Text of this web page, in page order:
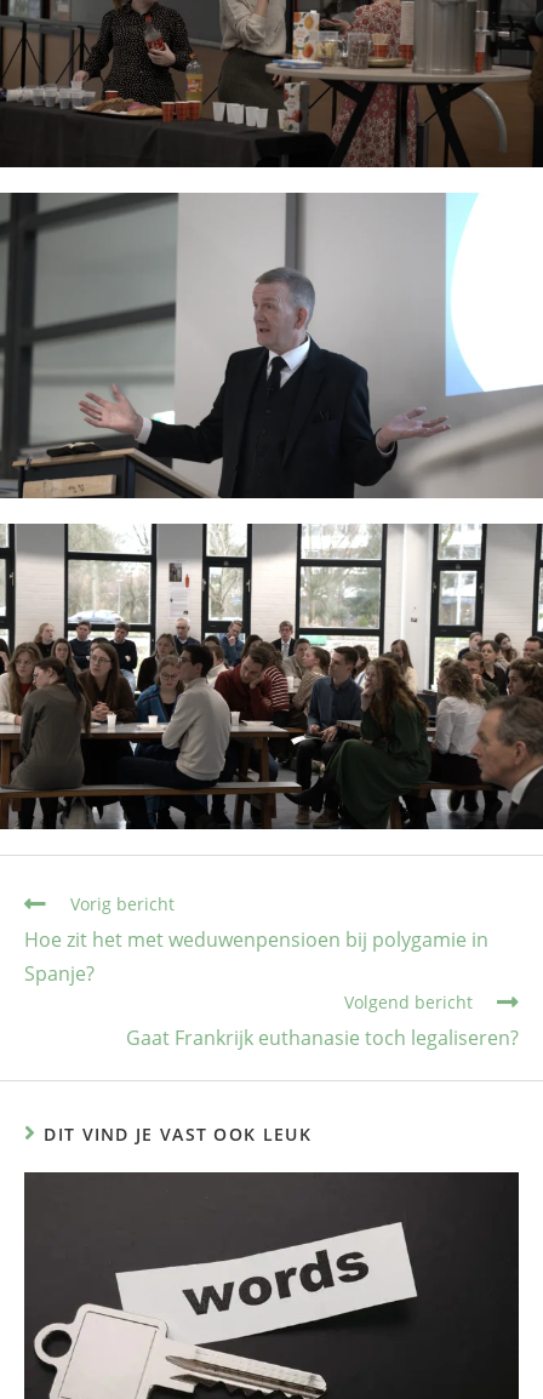
Vorig bericht
Hoe zit het met weduwenpensioen bij polygamie in
Spanje?
Volgend bericht
Gaat Frankrijk euthanasie toch legaliseren?
DIT VIND JE VAST OOK LEUK